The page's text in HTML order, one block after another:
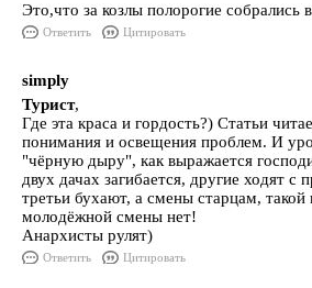
Это,что за козлы полорогие собрались
Ответить Цитировать
simply
Турист,
Где эта краса и гордость?) Статьи
понимания и освещения проблем. И
"чёрную дыру", как выражается
двух дачах загибается, другие ходят с
третьи бухают, а смены старцам,
молодёжной смены нет!
Анархисты рулят)
Ответить Цитировать